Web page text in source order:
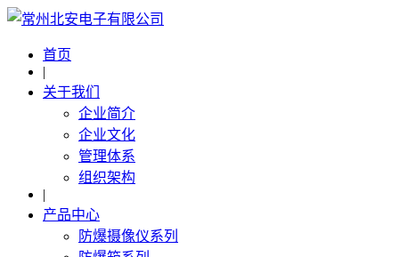
首页
|
关于我们
企业简介
企业文化
管理体系
组织架构
|
产品中心
防爆摄像仪系列